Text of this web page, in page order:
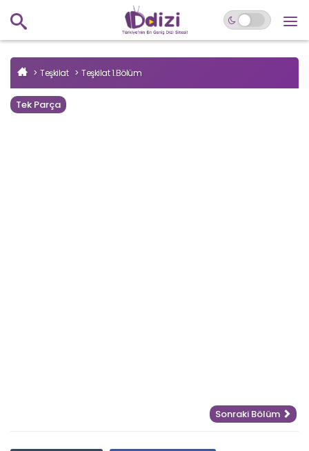
Teşkilat Teşkilat 1.Bölüm
Tek Parça
Sonraki Bölüm